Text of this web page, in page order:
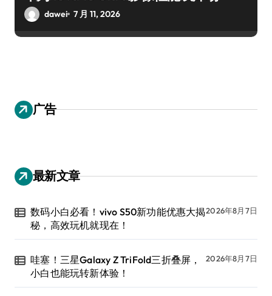
dawei 7 月 11, 2026
广告
最新文章
数码小白必看！vivo S50新功能优惠大揭
秘，高效玩机就现在！
2026年8月7日
哇塞！三星Galaxy Z TriFold三折叠屏，
小白也能玩转新体验！
2026年8月7日